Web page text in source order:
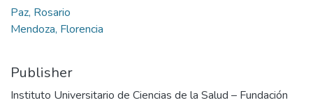
Paz, Rosario
Mendoza, Florencia
Publisher
Instituto Universitario de Ciencias de la Salud – Fundación